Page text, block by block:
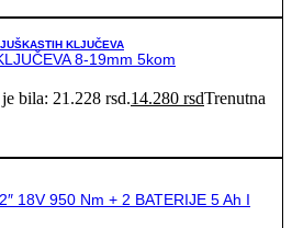
KLJUČEVA
8-19mm 5kom
bila: 21.228 rsd.14.280 rsdTrenutna
18V 950 Nm + 2 BATERIJE 5 Ah I